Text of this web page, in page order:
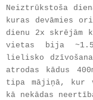
Neiztrūkstoša
kuras devāmies
dienu 2x skrējām
vietas bija
lielisko
atrodas kādus
tipa mājiņā, kur
kā nekādas